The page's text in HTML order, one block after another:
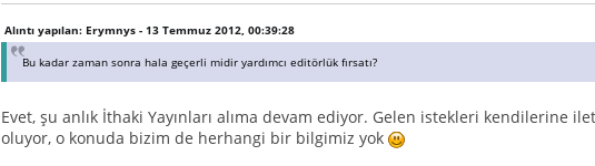
Alıntı yapılan: Erymnys - 13 Temmuz 2012, 00:39:28
Bu kadar zaman sonra hala geçerli midir yardımcı editörlük fırsatı?
Evet, şu anlık İthaki Yayınları alıma devam ediyor. Gelen istekleri kendilerine
oluyor, o konuda bizim de herhangi bir bilgimiz yok